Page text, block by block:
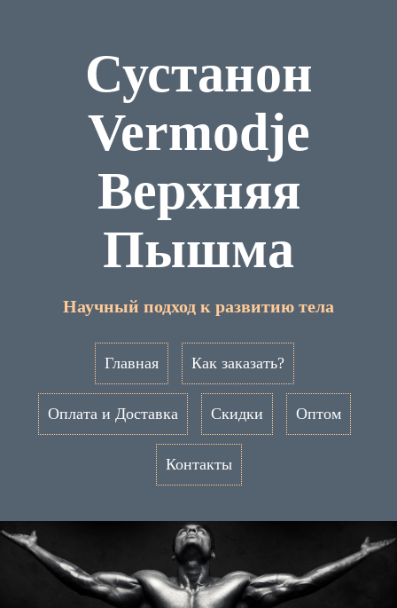
Сустанон
Vermodje
Верхняя
Пышма
Научный подход к развитию тела
Главная Как заказать?
Оплата и Доставка Скидки Оптом
Контакты